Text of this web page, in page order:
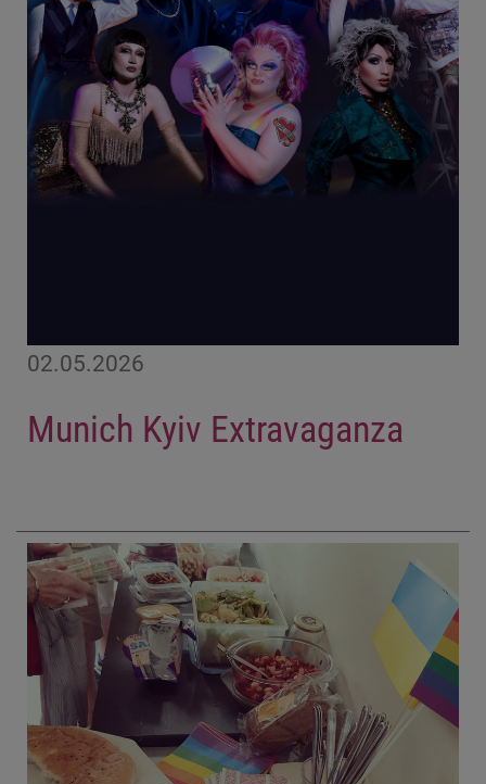
02.05.2026
Munich Kyiv Extravaganza